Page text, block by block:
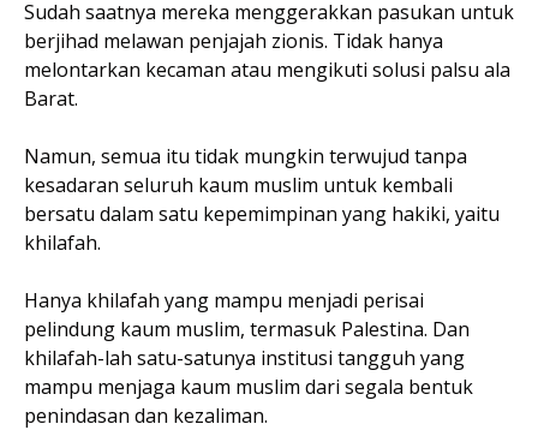
Sudah saatnya mereka menggerakkan pasukan untuk
berjihad melawan penjajah zionis. Tidak hanya
melontarkan kecaman atau mengikuti solusi palsu ala
Barat.
Namun, semua itu tidak mungkin terwujud tanpa
kesadaran seluruh kaum muslim untuk kembali
bersatu dalam satu kepemimpinan yang hakiki, yaitu
khilafah.
Hanya khilafah yang mampu menjadi perisai
pelindung kaum muslim, termasuk Palestina. Dan
khilafah-lah satu-satunya institusi tangguh yang
mampu menjaga kaum muslim dari segala bentuk
penindasan dan kezaliman.